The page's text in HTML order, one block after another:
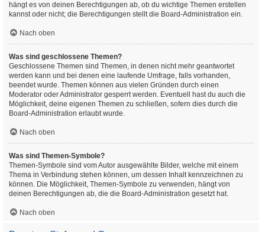
hängt es von deinen Berechtigungen ab, ob du wichtige Themen erstellen
kannst oder nicht; die Berechtigungen stellt die Board-Administration ein.
Nach oben
Was sind geschlossene Themen?
Geschlossene Themen sind Themen, in denen nicht mehr geantwortet
werden kann und bei denen eine laufende Umfrage, falls vorhanden,
beendet wurde. Themen können aus vielen Gründen durch einen
Moderator oder Administrator gesperrt werden. Eventuell hast du auch die
Möglichkeit, deine eigenen Themen zu schließen, sofern dies durch die
Board-Administration erlaubt wurde.
Nach oben
Was sind Themen-Symbole?
Themen-Symbole sind vom Autor ausgewählte Bilder, welche mit einem
Thema in Verbindung stehen können, um dessen Inhalt kennzeichnen zu
können. Die Möglichkeit, Themen-Symbole zu verwenden, hängt von
deinen Berechtigungen ab, die die Board-Administration gesetzt hat.
Nach oben